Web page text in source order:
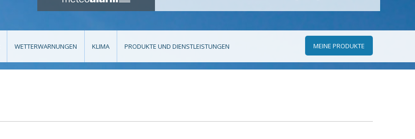
WETTERWARNUNGEN KLIMA PRODUKTE UND DIENSTLEISTUNGEN MEINE PRODUKTE